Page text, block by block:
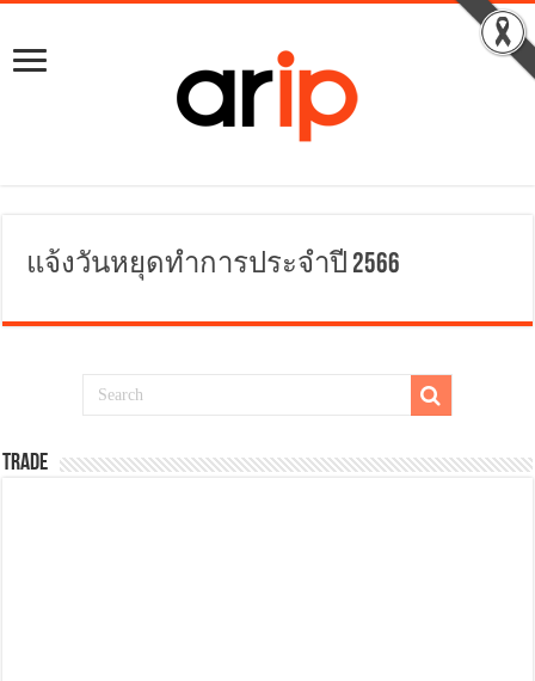
แจ้งวันหยุดทำการประจำปี 2566
TRADE